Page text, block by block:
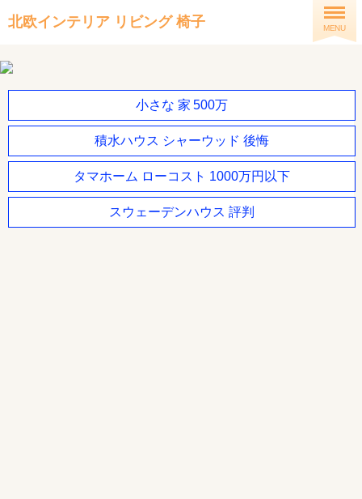
北欧インテリア リビング 椅子 MENU
小さな 家 500万
積水ハウス シャーウッド 後悔
タマホーム ローコスト 1000万円以下
スウェーデンハウス 評判